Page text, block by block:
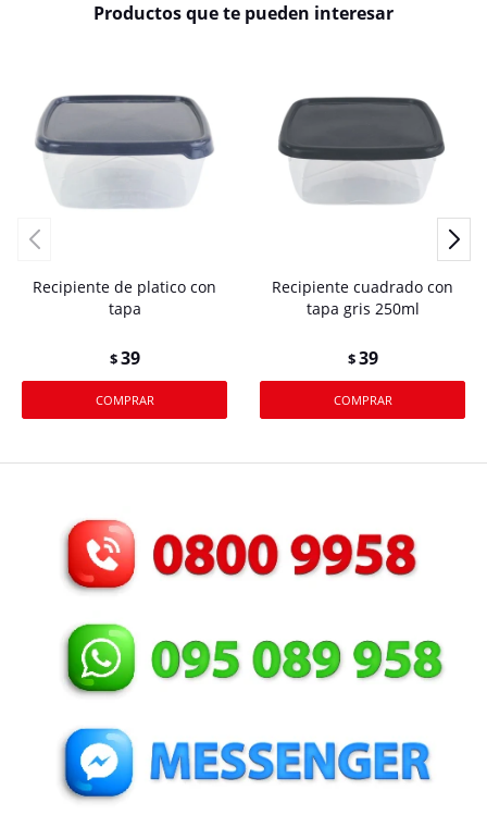
Productos que te pueden interesar
Recipiente de platico con
tapa
$39
Recipiente cuadrado con
tapa gris 250ml
$39